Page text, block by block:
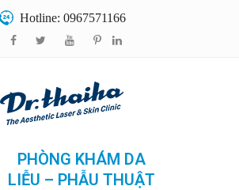
Hotline: 0967571166
PHÒNG KHÁM DA
LIỄU – PHẪU THUẬT